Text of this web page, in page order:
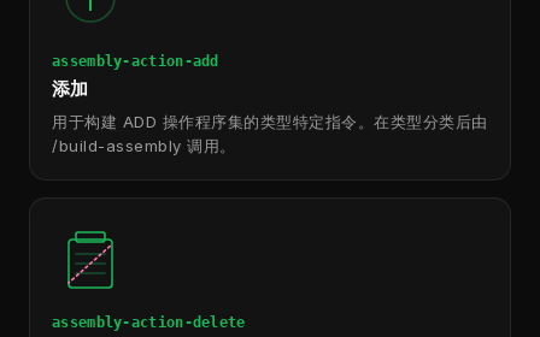
assembly-action-add
添加
用于构建 ADD 操作程序集的类型特定指令。在类型分类后由
/build-assembly 调用。
assembly-action-delete